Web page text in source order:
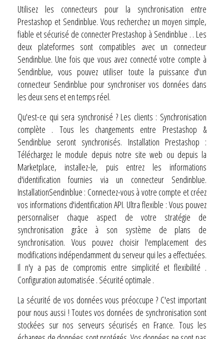
Utilisez les connecteurs pour la synchronisation entre
Prestashop et Sendinblue. Vous recherchez un moyen simple,
fiable et sécurisé de connecter Prestashop à Sendinblue . . Les
deux plateformes sont compatibles avec un connecteur
Sendinblue. Une fois que vous avez connecté votre compte à
Sendinblue, vous pouvez utiliser toute la puissance d'un
connecteur Sendinblue pour synchroniser vos données dans
les deux sens et en temps réel.
Qu'est-ce qui sera synchronisé ? Les clients : Synchronisation
complète . Tous les changements entre Prestashop &
Sendinblue seront synchronisés. Installation Prestashop :
Téléchargez le module depuis notre site web ou depuis la
Marketplace, installez-le, puis entrez les informations
d'identification fournies via un connecteur Sendinblue.
InstallationSendinblue : Connectez-vous à votre compte et créez
vos informations d'identification API. Ultra flexible : Vous pouvez
personnaliser chaque aspect de votre stratégie de
synchronisation grâce à son système de plans de
synchronisation. Vous pouvez choisir l'emplacement des
modifications indépendamment du serveur qui les a effectuées.
Il n'y a pas de compromis entre simplicité et flexibilité .
Configuration automatisée . Sécurité optimale .
La sécurité de vos données vous préoccupe ? C'est important
pour nous aussi ! Toutes vos données de synchronisation sont
stockées sur nos serveurs sécurisés en France. Tous les